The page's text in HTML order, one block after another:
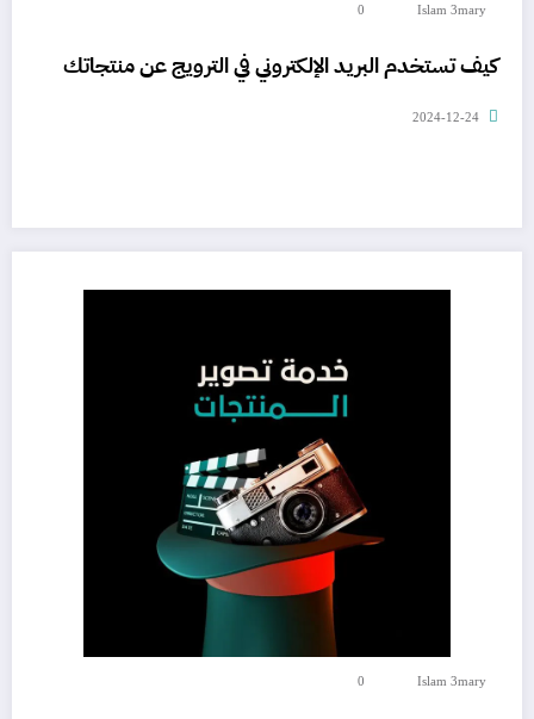
Islam 3mary
0
كيف تستخدم البريد الإلكتروني في الترويج عن منتجاتك
2024-12-24
Islam 3mary
0